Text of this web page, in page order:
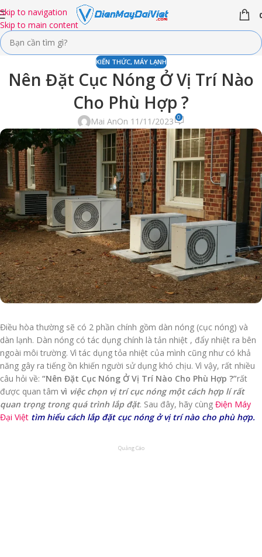
Skip to navigation
Skip to main content
KIẾN THỨC, MÁY LẠNH
Nên Đặt Cục Nóng Ở Vị Trí Nào
Cho Phù Hợp ?
Mai AnOn 11/11/2023 0
Điều hòa thường sẽ có 2 phần chính gồm dàn nóng (cục nóng) và
dàn lạnh. Dàn nóng có tác dụng chính là tản nhiệt , đẩy nhiệt ra bên
ngoài môi trường. Vì tác dụng tỏa nhiệt của mình cũng như có khả
năng gây ra tiếng ồn khiến người sử dụng khó chịu. Vì vậy, rất nhiều
câu hỏi về: “Nên Đặt Cục Nóng Ở Vị Trí Nào Cho Phù Hợp ?”rất
được quan tâm vì việc chọn vị trí cục nóng một cách hợp lí rất
quan trọng trong quá trình lắp đặt. Sau đây, hãy cùng Điện Máy
Đại Việt tìm hiểu cách lắp đặt cục nóng ở vị trí nào cho phù hợp.